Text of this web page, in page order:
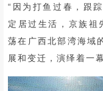
“因为打鱼过春，跟
定居过生活，京族祖
荡在广西北部湾海域
展和变迁，演绎着一